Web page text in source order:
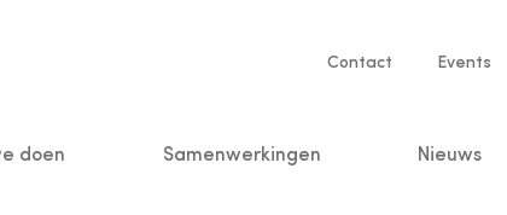
Service
Contact Events
doen Samenwerkingen Nieuws